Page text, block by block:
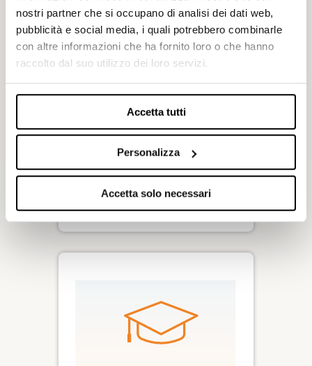
nostri partner che si occupano di analisi dei dati web,
pubblicità e social media, i quali potrebbero combinarle
con altre informazioni che ha fornito loro o che hanno
raccolto dal suo utilizzo dei loro servizi.
Accetta tutti
Personalizza
Accetta solo necessari
Blog
Scopri le ultime strategie per
ottenere lead e nuovi clienti
Leggi